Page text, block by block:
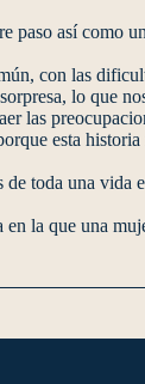
así como
con las
lo que
las
esta
toda una vida
la que una